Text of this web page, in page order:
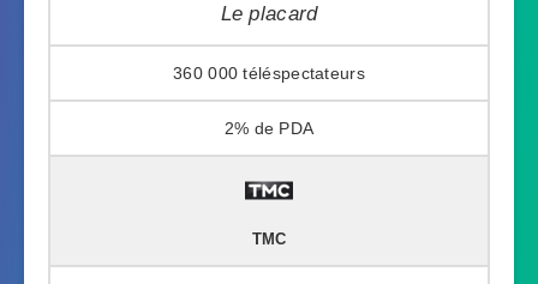
Le placard
360 000
2%
TMC